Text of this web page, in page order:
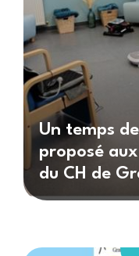
Un temps
proposé
du CH de